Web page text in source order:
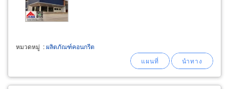
หมวดหมู่ :ผลิตภัณฑ์คอนกรีต